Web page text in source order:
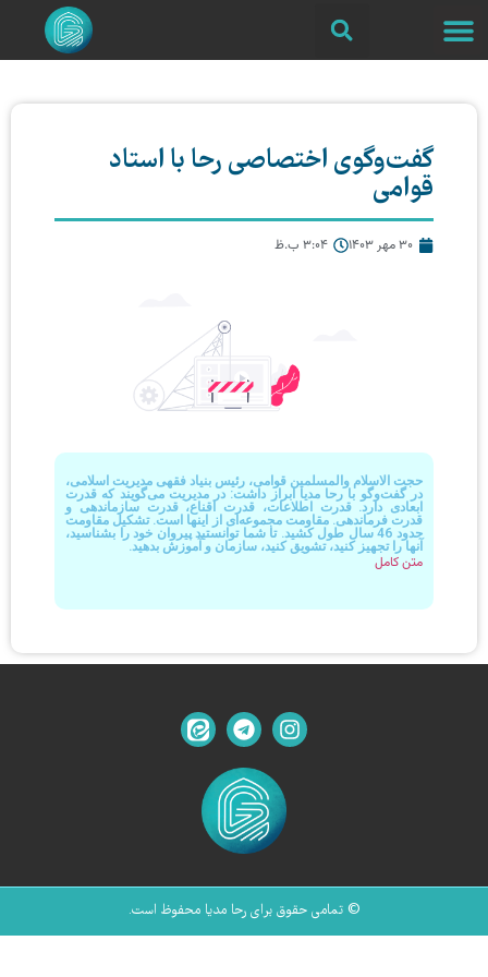
گفت‌وگوی اختصاصی رحا با استاد
قوامی
30 مهر 1403 3:04 ب.ظ
حجت الاسلام والمسلمین قوامی، رئیس بنیاد فقهی مدیریت اسلامی،
در گفت‌وگو با رحا مدیا ابراز داشت: در مدیریت می‌گویند که قدرت
ابعادی دارد. قدرت اطلاعات، قدرت اقناع، قدرت سازماندهی و
قدرت فرماندهی. مقاومت مجموعه‌ای از اینها است. تشکیل مقاومت
حدود 46 سال طول کشید. تا شما توانستید پیروان خود را بشناسید،
آنها را تجهیز کنید، تشویق کنید، سازمان و آموزش بدهید.
متن کامل
© تمامی حقوق برای رحا مدیا محفوظ است.